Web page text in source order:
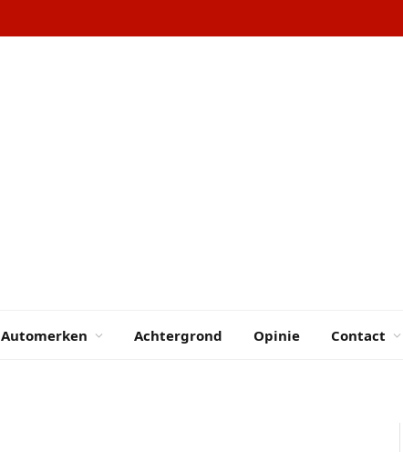
Automerken Achtergrond Opinie Contact